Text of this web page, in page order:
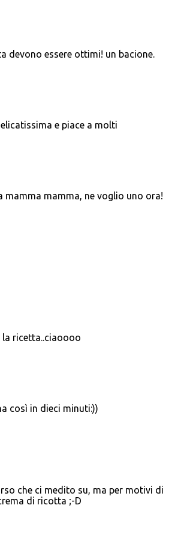
devono essere ottimi! un bacione.
e piace a molti
mamma, ne voglio uno ora!
ricetta..ciaoooo
così in dieci minuti:))
che ci medito su, ma per motivi di
di ricotta ;-D